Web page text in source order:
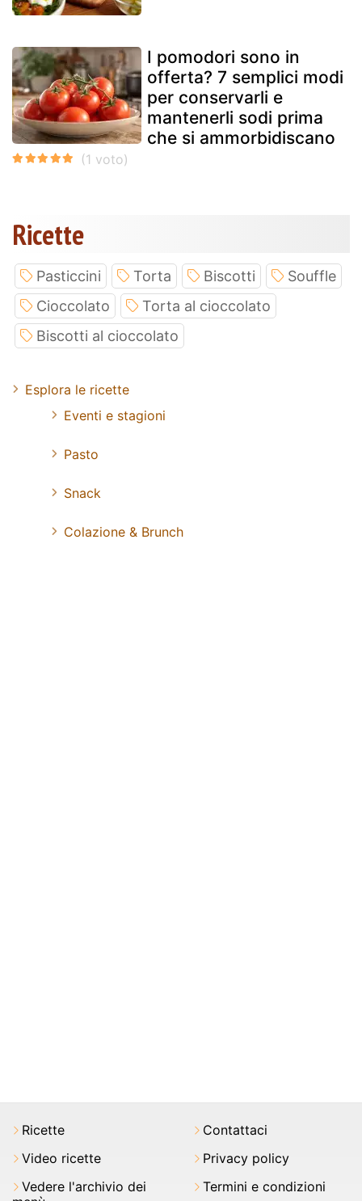
I pomodori sono in
offerta? 7 semplici modi
per conservarli e
mantenerli sodi prima
che si ammorbidiscano
Ricette
Pasticcini Torta Biscotti
Souffle
Cioccolato
Torta al cioccolato
Biscotti al cioccolato
Esplora le ricette
Eventi e stagioni
Pasto
Snack
Colazione & Brunch
Ricette
Video ricette
Vedere l'archivio dei
Contattaci
Privacy policy
Termini e condizioni